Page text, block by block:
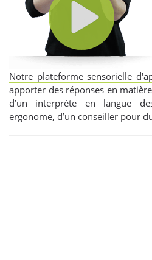
Notre plateforme sensorielle
apporter des réponses en
d’un interprète en langue
ergonome, d’un conseiller pour